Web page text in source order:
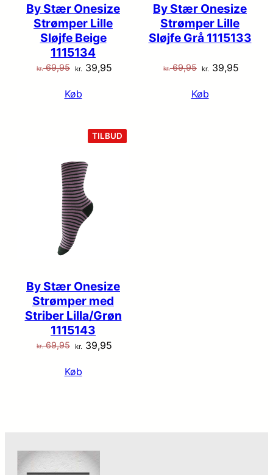
By Stær Onesize
Strømper Lille
Sløjfe Beige
1115134
kr.69,95 Den
pris
kr. 69,95.
kr. 39,95Den
kr. 39,95.
Køb
By Stær Onesize
Strømper Lille
Sløjfe Grå 1115133
kr.69,95 Den
pris
kr. 39,95Den
Køb
TILBUD
PÅ
By Stær Onesize
Strømper med
Striber Lilla/Grøn
1115143
kr.69,95 Den
pris
kr. 39,95Den
Køb